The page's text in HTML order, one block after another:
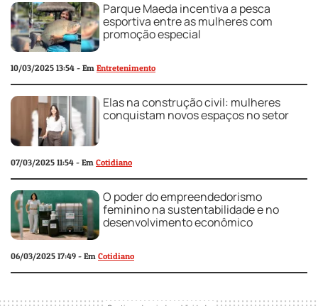
Parque Maeda incentiva a pesca
esportiva entre as mulheres com
promoção especial
10/03/2025 13:54 - Em Entretenimento
Elas na construção civil: mulheres
conquistam novos espaços no setor
07/03/2025 11:54 - Em Cotidiano
O poder do empreendedorismo
feminino na sustentabilidade e no
desenvolvimento econômico
06/03/2025 17:49 - Em Cotidiano